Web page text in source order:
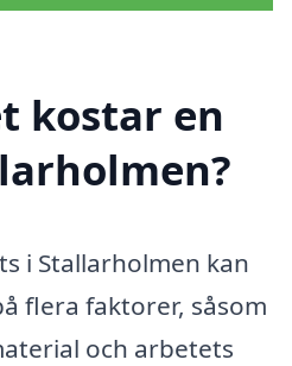
kostar en
i Stallarholmen kan
flera faktorer, såsom
och arbetets